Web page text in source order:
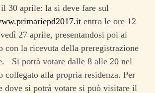
30 aprile: la si deve fare sul
entro le ore 12
27 aprile, presentandosi poi al
con la ricevuta della preregistrazione
Si potrà votare dalle 8 alle 20 nel
collegato alla propria residenza. Per
dove si potrà votare si può visitare il